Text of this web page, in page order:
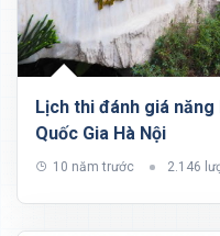
Lịch thi đánh giá
Quốc Gia Hà Nội
10 năm trước 2.146